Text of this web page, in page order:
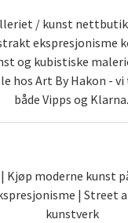
/ kunst
ekspresjonisme
og kubistiske
hos Art By Hakon -
både Vipps og Klarna.
Kjøp moderne kunst
| Street
kunstverk